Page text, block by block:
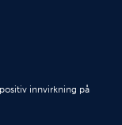
innvirkning på